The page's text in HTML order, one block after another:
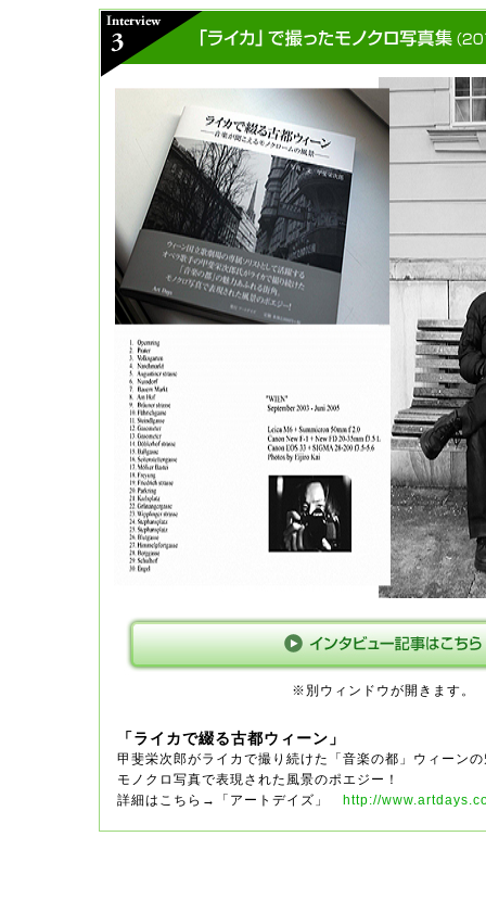
※別ウィンドウが開きます。
「ライカで綴る古都ウィーン」
甲斐栄次郎がライカで撮り続けた「音楽の都」ウィーン
モノクロ写真で表現された風景のポエジー！
詳細はこちら→「アートデイズ」 http://